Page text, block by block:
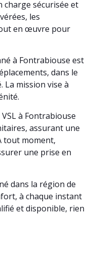
charge sécurisée et
les
en œuvre pour
à Fontrabiouse est
dans le
La mission vise à
à Fontrabiouse
assurant une
tout moment,
une prise en
dans la région de
à chaque instant
et disponible, rien